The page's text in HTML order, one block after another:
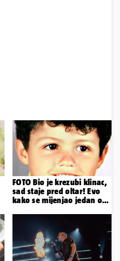
FOTO Bio je krezubi klinac,
sad staje pred oltar! Evo
kako se mijenjao jedan od